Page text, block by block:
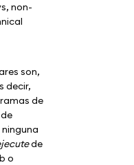
non-
son,
decir,
de
de
o